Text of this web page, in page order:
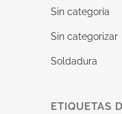
Sin categoría
Sin categorizar
Soldadura
ETIQUETAS